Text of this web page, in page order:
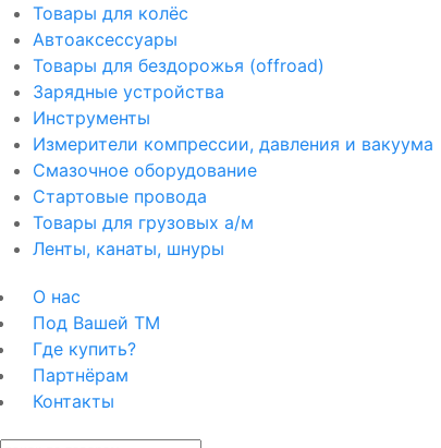
Товары для колёс
Автоаксессуары
Товары для бездорожья (offroad)
Зарядные устройства
Инструменты
Измерители компрессии, давления и вакуума
Смазочное оборудование
Стартовые провода
Товары для грузовых а/м
Ленты, канаты, шнуры
О нас
Под Вашей ТМ
Где купить?
Партнёрам
Контакты